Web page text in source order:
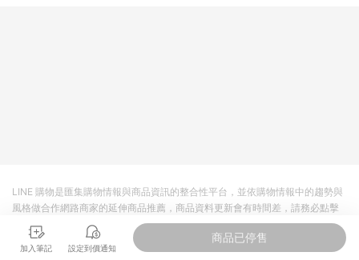
加入筆記 設定到價通知
商品已停售
LINE 購物是匯集購物情報與商品資訊的整合性平台，並依購物情報中的趨勢與
風格做合作網路商家的延伸商品推薦，商品資料更新會有時間差，請務必點擊
商品至各合作網路商家，確認現售價與購物條件，一切資訊以合作廠商網頁為
準。